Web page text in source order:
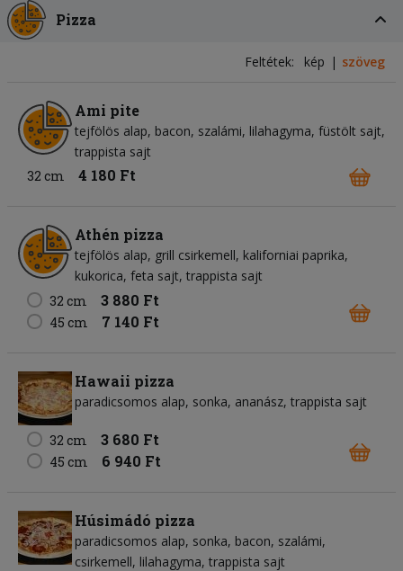
Pizza
Feltétek: kép szöveg
Ami pite
tejfölös alap bacon szalámi lilahagyma füstölt sajt
trappista sajt
32 cm
4 180 Ft
Athén pizza
tejfölös alap grill csirkemell kaliforniai paprika
kukorica feta sajt trappista sajt
32 cm
3 880 Ft
45 cm 7 140 Ft
Hawaii pizza
paradicsomos alap sonka ananász trappista sajt
32 cm 3 680 Ft
45 cm 6 940 Ft
Húsimádó pizza
paradicsomos alap sonka bacon szalámi
csirkemell lilahagyma trappista sajt